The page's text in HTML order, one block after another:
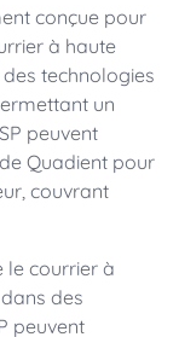
conçue pour
à haute
technologies
un
peuvent
Quadient pour
couvrant
le courrier à
des
peuvent